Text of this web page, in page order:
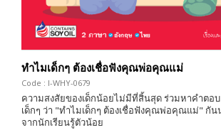
ทำไมเด็กๆ ต้องเชื่อฟังคุณพ่อคุณแม่
Code : I-WHY-0679
ความสงสัยของเด็กน้อยไม่มีที่สิ้นสุด ร่วมหาคำตอ
เด็กๆ ว่า "ทำไมเด็กๆ ต้องเชื่อฟังคุณพ่อคุณแม่" กั
จากนักเรียนรู้ตัวน้อย